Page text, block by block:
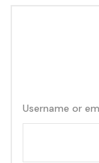
Username or